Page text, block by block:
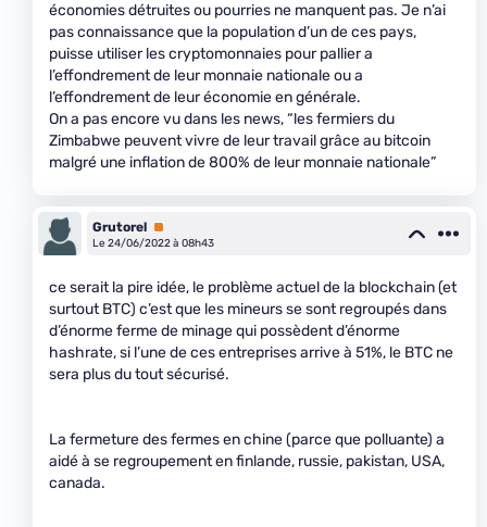
économies détruites ou pourries ne manquent pas. Je n’ai
pas connaissance que la population d’un de ces pays,
puisse utiliser les cryptomonnaies pour pallier a
l’effondrement de leur monnaie nationale ou a
l’effondrement de leur économie en générale.
On a pas encore vu dans les news, “les fermiers du
Zimbabwe peuvent vivre de leur travail grâce au bitcoin
malgré une inflation de 800% de leur monnaie nationale”
Grutorel Premium
Le 24/06/2022 à 08h43
ce serait la pire idée, le problème actuel de la blockchain (et
surtout BTC) c’est que les mineurs se sont regroupés dans
d’énorme ferme de minage qui possèdent d’énorme
hashrate, si l’une de ces entreprises arrive à 51%, le BTC ne
sera plus du tout sécurisé.
La fermeture des fermes en chine (parce que polluante) a
aidé à se regroupement en finlande, russie, pakistan, USA,
canada.